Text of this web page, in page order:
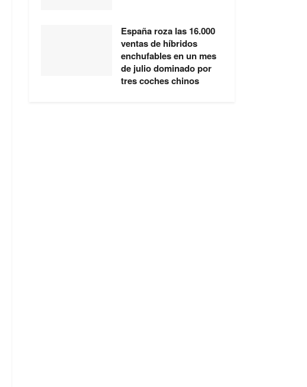
España roza las 16.000
ventas de híbridos
enchufables en un mes
de julio dominado por
tres coches chinos